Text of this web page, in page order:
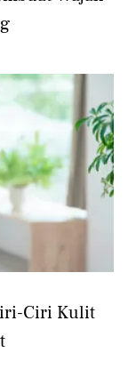
Ciri Kulit